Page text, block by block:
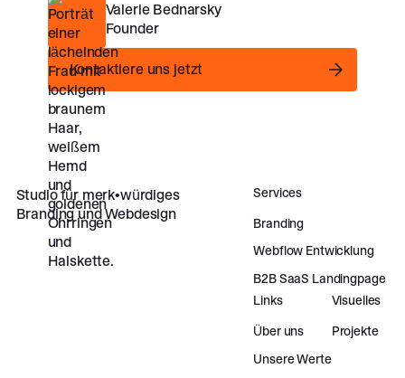
Valerie Bednarsky
Founder
Kontaktiere uns jetzt
Kontaktiere uns jetzt
Studio für merk•würdiges
Branding und Webdesign
Services
Branding
Webflow Entwicklung
B2B SaaS Landingpage
Links
Über uns
Unsere Werte
Visuelles
Projekte